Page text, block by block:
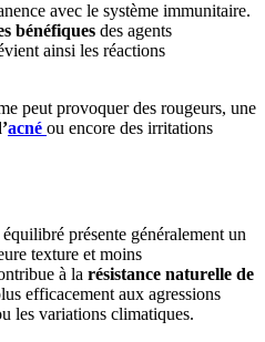
avec le système immunitaire.
bénéfiques des agents
ainsi les réactions
peut provoquer des rougeurs, une
acné ou encore des irritations
présente généralement un
texture et moins
à la résistance naturelle de
efficacement aux agressions
les variations climatiques.